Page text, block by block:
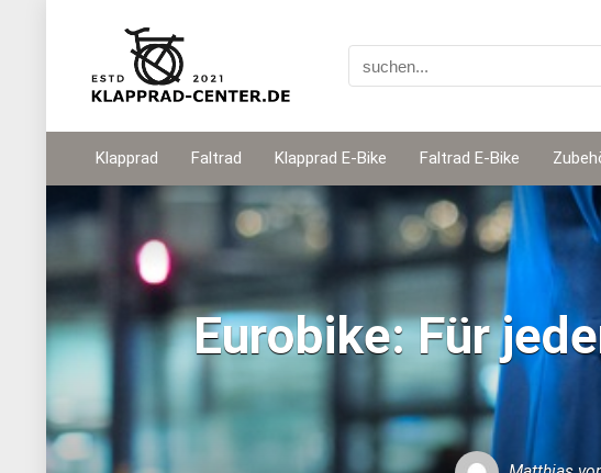
Klapprad Faltrad Klapprad E-Bike Faltrad E-Bike
Eurobike: Für